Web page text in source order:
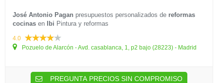
José Antonio Pagan presupuestos personalizados de reformas
cocinas en Ibi Pintura y reformas
4.0
Pozuelo de Alarcón - Avd. casablanca, 1, p2 bajo (28223) - Madrid
PREGUNTA PRECIOS SIN COMPROMISO